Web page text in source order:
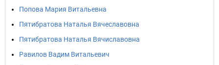
Попова Мария Витальевна
Пятибратова Наталья Вячеславовна
Пятибратова Наталья Вячиславовна
Равилов Вадим Витальевич